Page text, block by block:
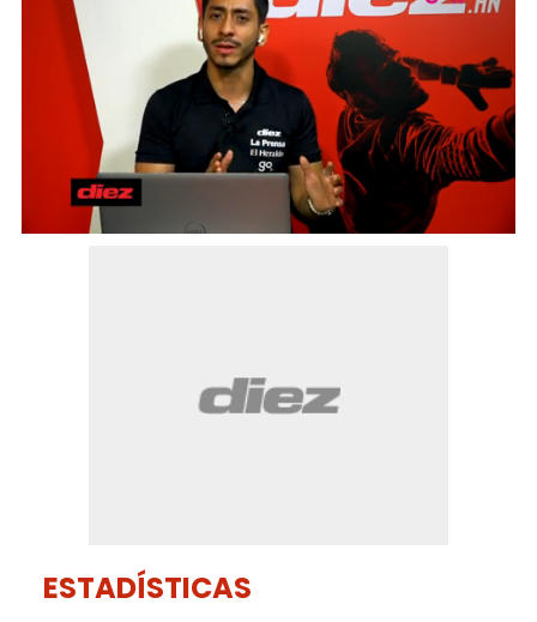
ESTADÍSTICAS